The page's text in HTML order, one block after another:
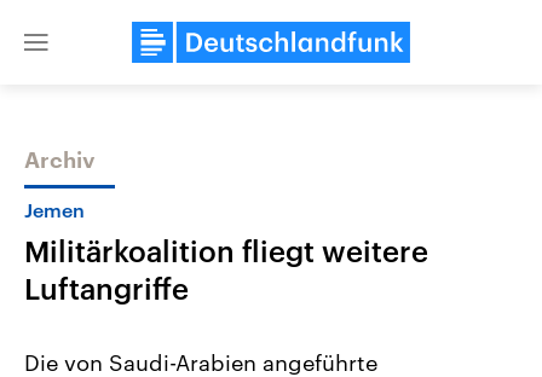
Close
Themen
Archiv
Jemen
Militärkoalition fliegt weitere
Luftangriffe
Die von Saudi-Arabien angeführte